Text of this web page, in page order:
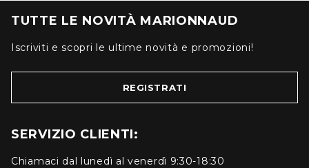
TUTTE LE NOVITÀ MARIONNAUD
Iscriviti e scopri le ultime novità e promozioni!
REGISTRATI
SERVIZIO CLIENTI:
Chiamaci dal lunedì al venerdì 9:30-18:30